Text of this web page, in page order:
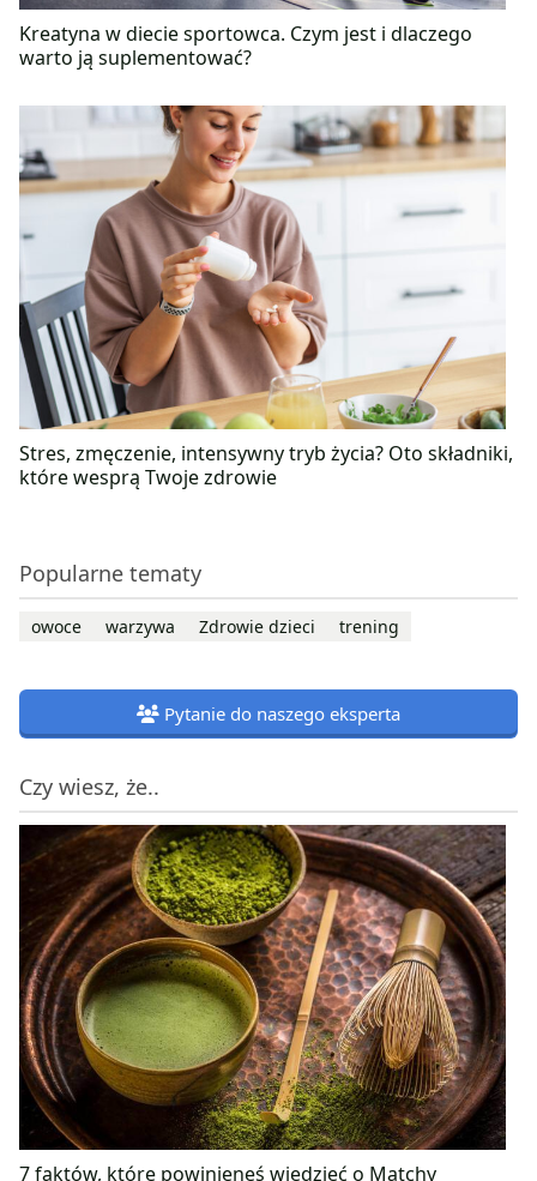
Kreatyna w diecie sportowca. Czym jest i dlaczego
warto ją suplementować?
Stres, zmęczenie, intensywny tryb życia? Oto składniki,
które wesprą Twoje zdrowie
Popularne tematy
owoce warzywa Zdrowie dzieci trening
Pytanie do naszego eksperta
Czy wiesz, że..
7 faktów, które powinieneś wiedzieć o Matchy